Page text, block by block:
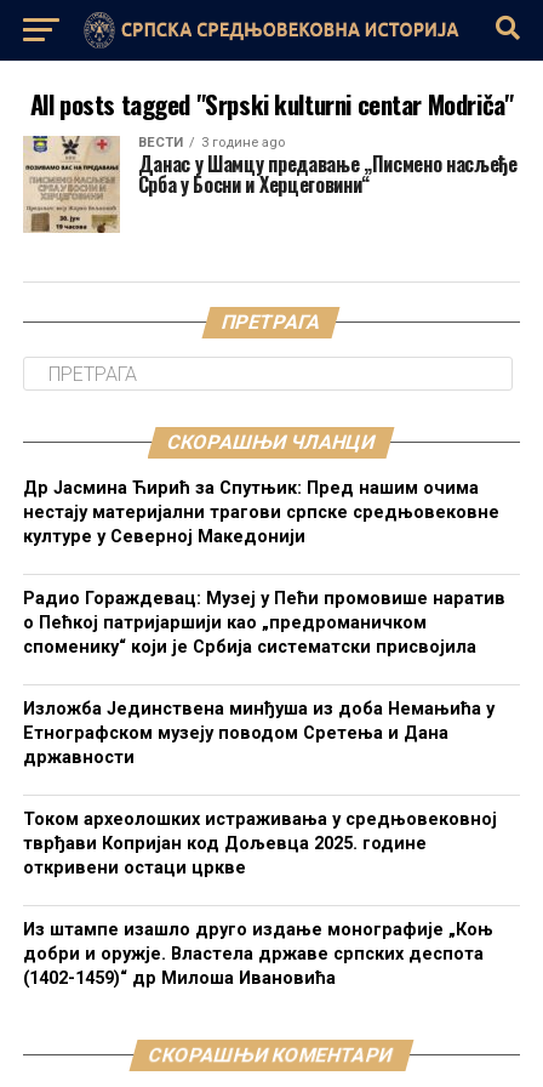
All posts tagged "Srpski kulturni centar Modriča"
ВЕСТИ 3 године ago
Данас у Шамцу предавање „Писмено насљеђе
Срба у Босни и Херцеговини“
ПРЕТРАГА
СКОРАШЊИ ЧЛАНЦИ
Др Јасмина Ћирић за Спутњик: Пред нашим очима
нестају материјални трагови српске средњовековне
културе у Северној Македонији
Радио Гораждевац: Музеј у Пећи промовише наратив
о Пећкој патријаршији као „предроманичком
споменику“ који је Србија систематски присвојила
Изложба Јединствена минђуша из доба Немањића у
Етнографском музеју поводом Сретења и Дана
државности
Током археолошких истраживања у средњовековној
тврђави Копријан код Дољевца 2025. године
откривени остаци цркве
Из штампе изашло друго издање монографије „Коњ
добри и оружје. Властела државе српских деспота
(1402-1459)“ др Милоша Ивановића
СКОРАШЊИ КОМЕНТАРИ